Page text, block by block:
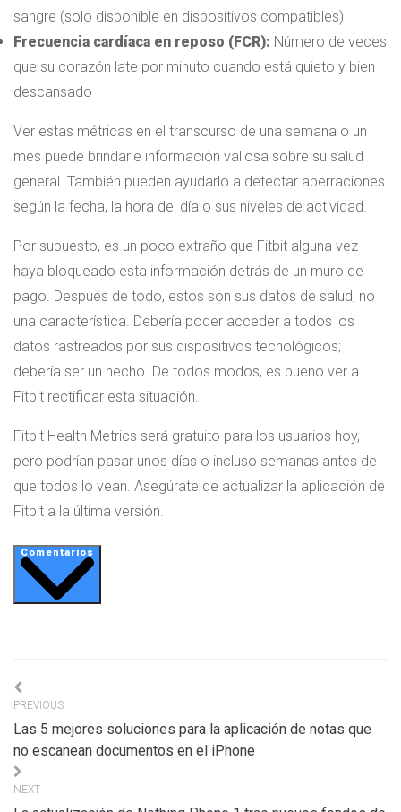
sangre (solo disponible en dispositivos compatibles)
Frecuencia cardíaca en reposo (FCR): Número de veces
que su corazón late por minuto cuando está quieto y bien
descansado
Ver estas métricas en el transcurso de una semana o un
mes puede brindarle información valiosa sobre su salud
general. También pueden ayudarlo a detectar aberraciones
según la fecha, la hora del día o sus niveles de actividad.
Por supuesto, es un poco extraño que Fitbit alguna vez
haya bloqueado esta información detrás de un muro de
pago. Después de todo, estos son sus datos de salud, no
una característica. Debería poder acceder a todos los
datos rastreados por sus dispositivos tecnológicos;
debería ser un hecho. De todos modos, es bueno ver a
Fitbit rectificar esta situación.
Fitbit Health Metrics será gratuito para los usuarios hoy,
pero podrían pasar unos días o incluso semanas antes de
que todos lo vean. Asegúrate de actualizar la aplicación de
Fitbit a la última versión.
Comentarios
Navigation
de
l’article
PREVIOUS
Las 5 mejores soluciones para la aplicación de notas que
no escanean documentos en el iPhone
NEXT